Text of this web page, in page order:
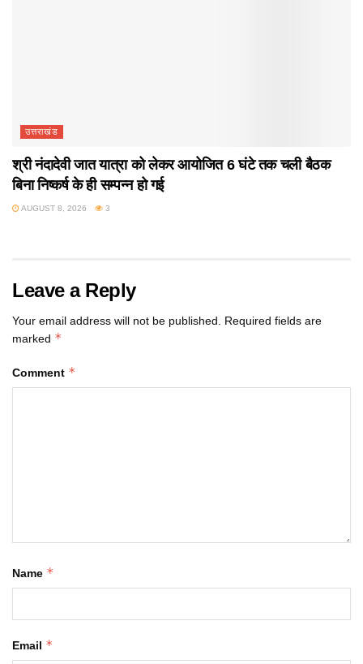
उत्तराखंड
श्री नंदादेवी जात यात्रा को लेकर आयोजित 6 घंटे तक चली बैठक
बिना निष्कर्ष के ही सम्पन्न हो गई
AUGUST 8, 2026 3
Leave a Reply
Your email address will not be published. Required fields are
marked *
Comment *
Name *
Email *